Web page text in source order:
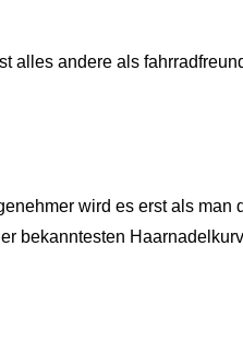
alles andere als
wird es erst als
bekanntesten